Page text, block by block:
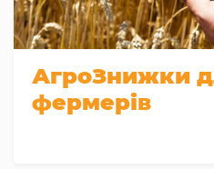
АгроЗнижки
фермерів